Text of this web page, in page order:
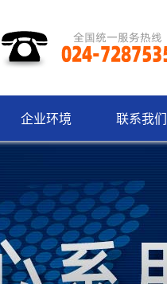
企业环境 联系我们